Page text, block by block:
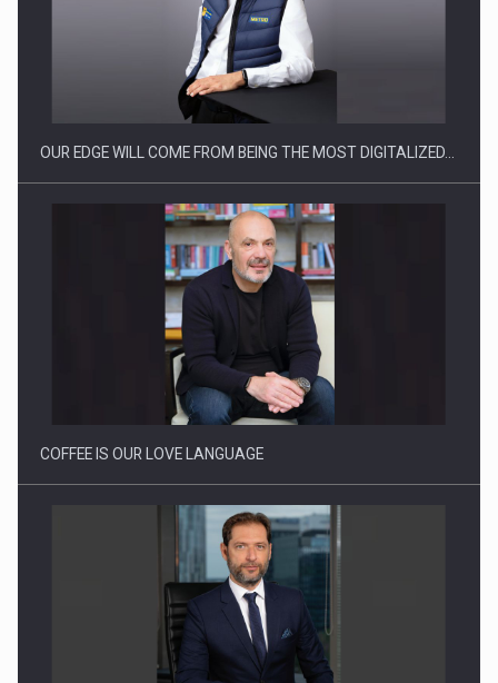
Producatorii si comerciantii care nu se supun noilor
Proteinmaxxing and the Future of Protein Demand
OUR EDGE WILL COME FROM BEING THE MOST DIGITALIZED…
COFFEE IS OUR LOVE LANGUAGE